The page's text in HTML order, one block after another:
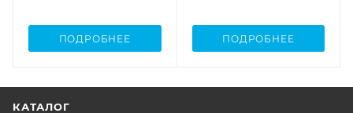
ПОДРОБНЕЕ ПОДРОБНЕЕ
КАТАЛОГ